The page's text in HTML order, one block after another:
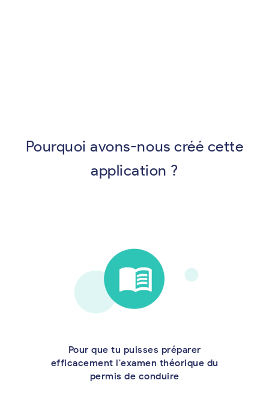
Pourquoi avons-nous créé cette
application ?
Pour que tu puisses préparer
efficacement l'examen théorique du
permis de conduire